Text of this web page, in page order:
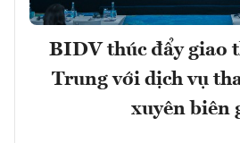
BIDV thúc đẩy giao
Trung với dịch vụ
xuyên biên